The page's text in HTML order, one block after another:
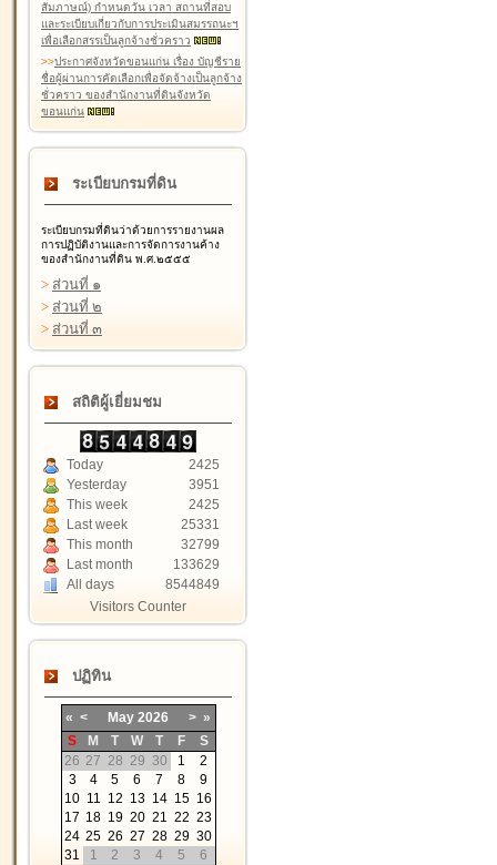
สัมภาษณ์) กำหนดวัน เวลา สถานที่สอบ
และระเบียบเกี่ยวกับการประเมินสมรรถนะฯ
เพื่อเลือกสรรเป็นลูกจ้างชั่วคราว
>>ประกาศจังหวัดขอนแก่น เรื่อง บัญชีราย
ชื่อผู้ผ่านการคัดเลือกเพื่อจัดจ้างเป็นลูกจ้าง
ชั่วคราว ของสำนักงานที่ดินจังหวัด
ขอนแก่น
ระเบียบกรมที่ดิน
ระเบียบกรมที่ดินว่าด้วยการรายงานผล
การปฏิบัติงานและการจัดการงานค้าง
ของสำนักงานที่ดิน พ.ศ.๒๕๕๕
> ส่วนที่ ๑
> ส่วนที่ ๒
> ส่วนที่ ๓
สถิติผู้เยี่ยมชม
Today
2425
Yesterday
3951
This week
2425
Last week
25331
This month
32799
Last month
133629
All days
8544849
Visitors Counter
ปฏิทิน
« < May 2026 > »
S
M T W T F
S
26 27 28 29 30 1
2
3
4 5 6 7 8
9
10 11 12 13 14 15 16
17 18 19 20 21 22 23
24 25 26 27 28 29 30
31
1 2 3 4 5 6